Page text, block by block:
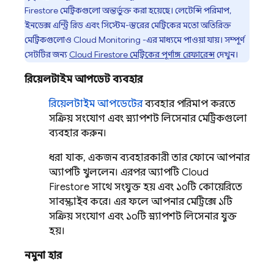
Firestoreমেট্রিকগুলো অন্তর্ভুক্ত করা হয়েছে। লেটেন্সি পরিমাপ,
ইনডেক্স এন্ট্রি রিড এবং সিস্টেম-স্তরের মেট্রিকের মতো অতিরিক্ত
মেট্রিকগুলোও Cloud Monitoring -এর মাধ্যমে পাওয়া যায়। সম্পূর্ণ
সেটটির জন্য Cloud Firestoreমেট্রিকের পূর্ণাঙ্গ রেফারেন্সদেখুন।
রিয়েলটাইম আপডেট ব্যবহার
রিয়েলটাইম আপডেটেরব্যবহার পরিমাপ করতে
সক্রিয় সংযোগ এবং স্ন্যাপশট লিসেনার মেট্রিকগুলো
ব্যবহার করুন।
ধরা যাক, একজন ব্যবহারকারী তার ফোনে আপনার
অ্যাপটি খুললেন। এরপর অ্যাপটিCloud
Firestore সাথে সংযুক্ত হয় এবং ১০টি কোয়েরিতে
সাবস্ক্রাইব করে। এর ফলে আপনার মেট্রিক্সে ১টি
সক্রিয় সংযোগ এবং ১০টি স্ন্যাপশট লিসেনার যুক্ত
হয়।
নমুনা হার